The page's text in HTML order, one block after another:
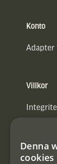
Konto
Adapter
Villkor
Denna
cookies